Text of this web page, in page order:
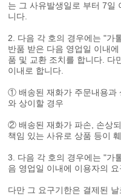
는 그 사유발생일로 부터 7일
니다.
2. 다음 각 호의 경우에는 "가
반품 받은 다음 영업일 이내
품 및 교환 조치를 합니다. 다
이내로 합니다.
① 배송된 재화가 주문내용과
와 상이할 경우
② 배송된 재화가 파손, 손상
책임 있는 사유로 상품 등이
3. 다음 각 호의 경우에는 "가
음 영업일 이내에 이용자의
다만 그 요구기한은 결제된